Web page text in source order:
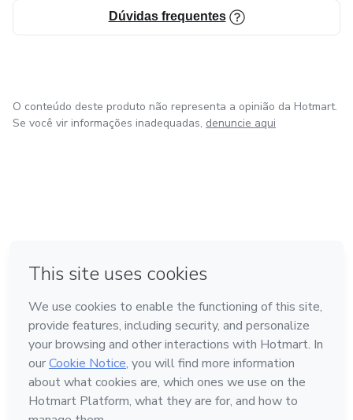
Dúvidas frequentes
O conteúdo deste produto não representa a opinião da Hotmart.
Se você vir informações inadequadas, denuncie aqui
Feito com ❤ em Bogotá
Conheça a Hotmart
Idioma